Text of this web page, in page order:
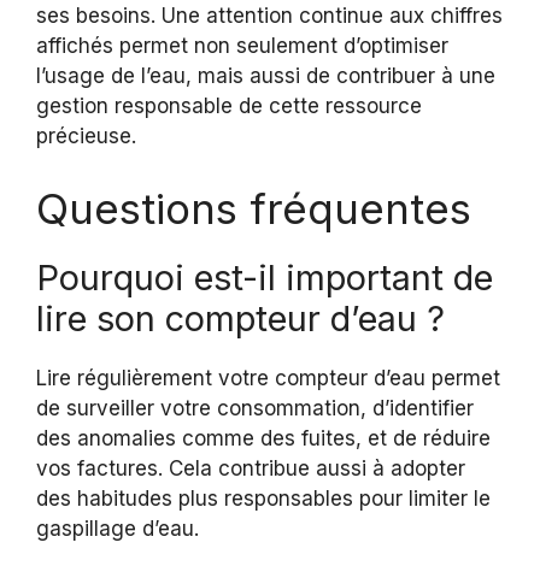
ses besoins. Une attention continue aux chiffres
affichés permet non seulement d’optimiser
l’usage de l’eau, mais aussi de contribuer à une
gestion responsable de cette ressource
précieuse.
Questions fréquentes
Pourquoi est-il important de
lire son compteur d’eau ?
Lire régulièrement votre compteur d’eau permet
de surveiller votre consommation, d’identifier
des anomalies comme des fuites, et de réduire
vos factures. Cela contribue aussi à adopter
des habitudes plus responsables pour limiter le
gaspillage d’eau.